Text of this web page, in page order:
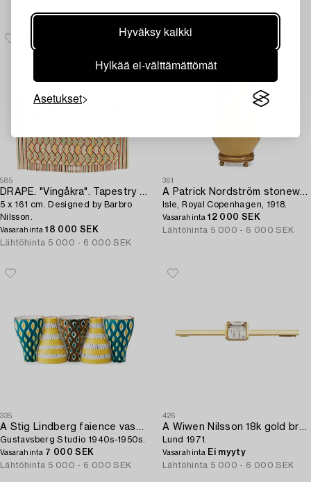
Hyväksy kaikki
Hylkää ei-välttämättömät
Asetukset
585
DRAPE. "Vingåkra". Tapestry weave. 193,
5 x 161 cm. Designed by Barbro
Nilsson.
Vasarahinta18 000 SEK
Lähtöhinta 5 000 - 6 000 SEK
361
A Patrick Nordström stoneware table lamp,
Isle, Royal Copenhagen, 1918.
Vasarahinta12 000 SEK
Lähtöhinta 5 000 - 6 000 SEK
335
A Stig Lindberg faience vase/candleholder "Snurran",
Gustavsberg Studio 1940s-1950s.
Vasarahinta 7 000 SEK
Lähtöhinta 5 000 - 6 000 SEK
426
A Wiwen Nilsson 18k gold brooch with a facet cut rock crystal,
Lund 1971.
Vasarahinta Ei myyty
Lähtöhinta 5 000 - 6 000 SEK